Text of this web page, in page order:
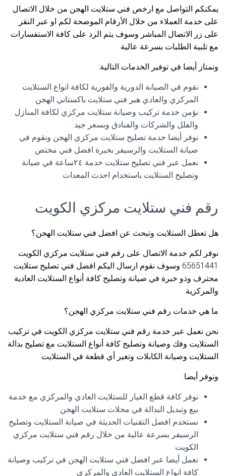
يمكنكم التواصل مع ارخص فني ستلايت الهجن من خلال الاتصال
على خدمة العملاء من خلال الأرقام الموضحة لكم او عبر النقر
على زر الاتصال المباشر وسوف يتم الرد على كافة الاستفسارات
مع تلبية الطلبات بسرعة عالية
ونمتاز أيضا في توفير الخدمات التالية:
نقوم في الصيانة الدورية والفورية لكافة انواع الستلايت
المركزي والعادي هبر فني ستلايت باكستاني الهجن
نؤمن خدمة تركيب وصيانة ستلايت مركزي لكافة المنازل
والفلل والشركات والفنادق وبسعر جيد
نوفر أيضا خدمة تصليح ستلايت مركزي الهجن ونقوم في
صيانة الستلايت والرسيفر بخبرة افضل فني مختص
نعمل عبر فني تصليح ستلايت خدمة ٢٤ساعة في صيانة
وتصليح الستلايت باستخدام احدث المعدات
رقم فني ستلايت مركزي الكويت
هل تعطل الستلايت وتبحث عن افضل فني ستلايت الهجن؟
نوفر لكم خدمة الاتصال على رقم فني ستلايت مركزي الكويت
65651441 وسوف نقوم ارسال اليكم افضل فني تصليح ستلايت
محترف وذو خبرة في صيانة وتصليح كافة أنواع الستلايت العادية
والمركزية
ما هي خدمات رقم فني ستلايت مركزي الهجن؟
نحن نعمل عبر خدمة رقم فني ستلايت مركزي الكويت في تركيب
الستلايت وفك وصيانة وتصليح كافة أنواع الستلايت مع تصليح بدالة
الستلايت وصيانة الكابلات وتغير أي قطعة في الستلايت
ونوفر أيضا:
نوفر كافة قطع الغيار للستلايت العادي والمركزي مع خدمة
بيع وتبديل البدالة في محلات ستلايت الهجن
نستخدم افضل التقنيات الحديثة في صيانة الستلايت وتصليح
الرسيفر بسرعة عالية من خلال رقم فني ستلايت مركزي
الكويت
نعمل أيضا عبر افضل فني ستلايت الهجن في تركيب وصيانة
كافة انواع الستلايت العادي والمركزي